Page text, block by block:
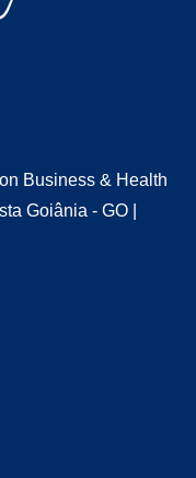
Business & Health
Goiânia - GO |